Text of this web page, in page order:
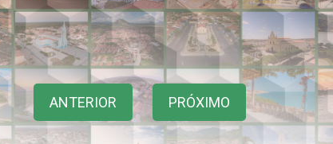
ANTERIOR PRÓXIMO